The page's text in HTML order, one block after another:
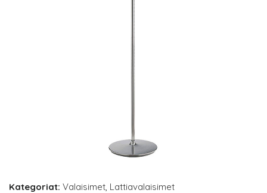
Kategoriat: Valaisimet, Lattiavalaisimet